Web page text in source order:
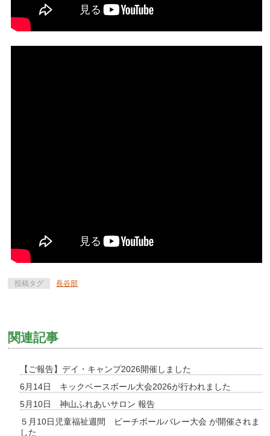
投稿タグ 長谷部
関連記事
【ご報告】デイ・キャンプ2026開催しました
6月14日 キックベースボール大会2026が行われました
5月10日 神山ふれあいサロン 報告
５月10日児童福祉週間 ビーチボールバレー大会 が開催されま
した